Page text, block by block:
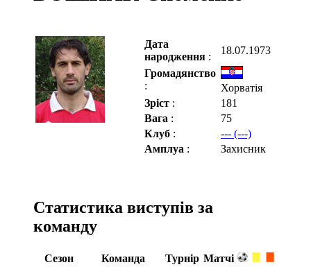
Дата
народження :
18.07.1973
Громадянство
:
Хорватія
Зріст :
181
Вага :
75
Клуб :
--- (---)
Амплуа : Захисник
Статистика виступів за
команду
Сезон Команда Турнір Матчі